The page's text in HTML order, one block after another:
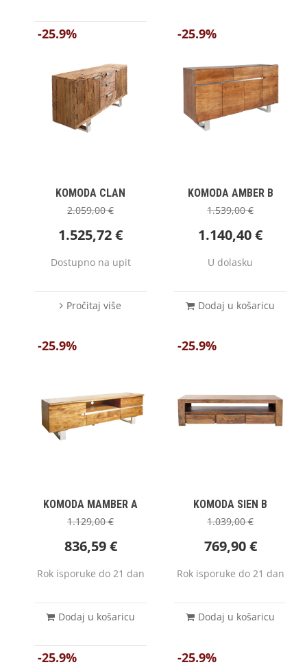
-25.9%
KOMODA CLAN
2.059,00€
1.525,72€
Dostupno na upit
Pročitaj više
-25.9%
KOMODA AMBER B
1.539,00€
1.140,40€
U dolasku
Dodaj u košaricu
-25.9%
KOMODA MAMBER A
1.129,00€
836,59€
Rok isporuke do 21 dan
Dodaj u košaricu
-25.9%
KOMODA SIEN B
1.039,00€
769,90€
Rok isporuke do 21 dan
Dodaj u košaricu
-25.9% -25.9%